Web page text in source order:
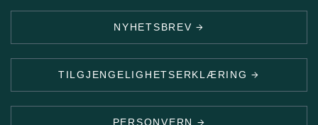
NYHETSBREV
TILGJENGELIGHETSERKLÆRING
PERSONVERN